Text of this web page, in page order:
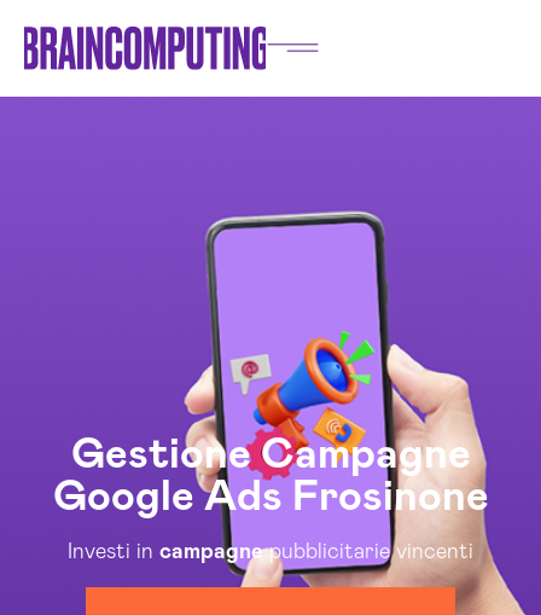
Gestione Campagne
Google Ads Frosinone
Investi in campagnepubblicitarie vincenti